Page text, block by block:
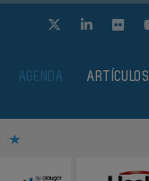
AGENDA ARTÍCULOS